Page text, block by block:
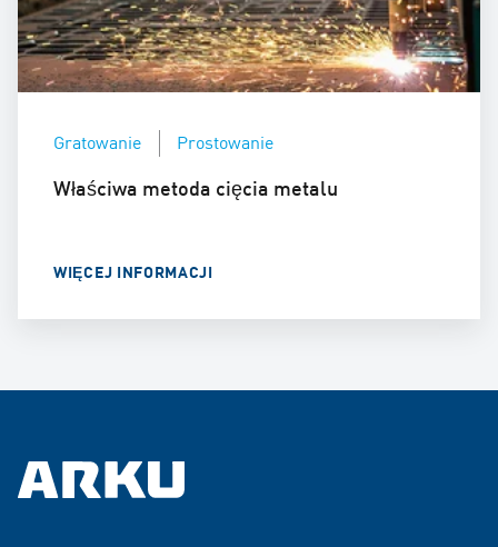
Gratowanie Prostowanie
Właściwa metoda cięcia metalu
WIĘCEJ INFORMACJI